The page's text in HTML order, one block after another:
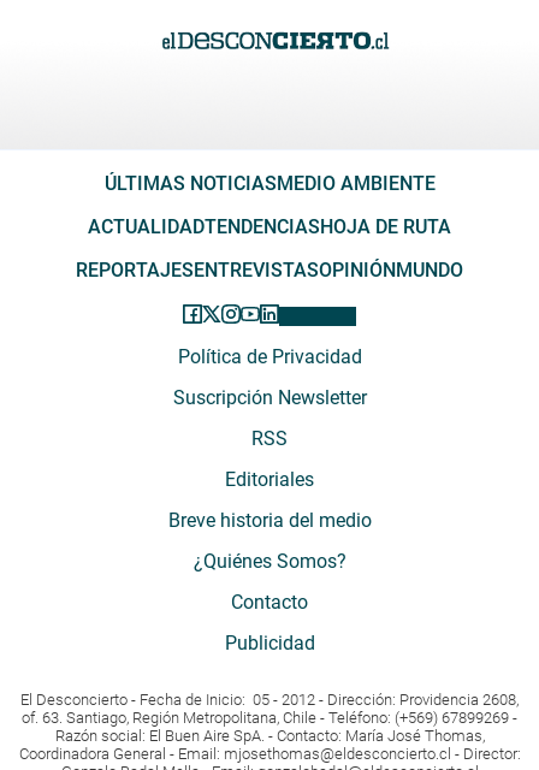
ÚLTIMAS NOTICIAS MEDIO AMBIENTE
ACTUALIDADTENDENCIAS HOJA DE RUTA
REPORTAJES ENTREVISTASOPINIÓN MUNDO
Política de Privacidad
Suscripción Newsletter
RSS
Editoriales
Breve historia del medio
¿Quiénes Somos?
Contacto
Publicidad
El Desconcierto - Fecha de Inicio: 05 - 2012 - Dirección: Providencia 2608,
of. 63. Santiago, Región Metropolitana, Chile - Teléfono: (+569) 67899269 -
Razón social: El Buen Aire SpA. - Contacto: María José Thomas,
Coordinadora General - Email: mjosethomas@eldesconcierto.cl - Director: